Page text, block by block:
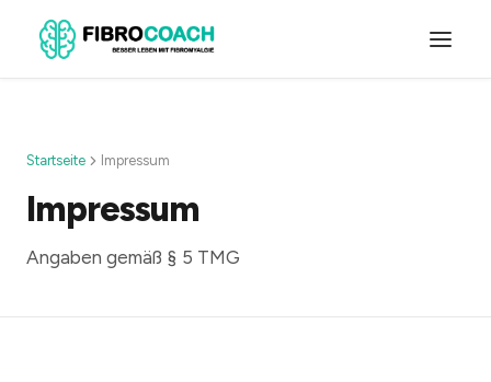
Startseite Impressum
Impressum
Angaben gemäß § 5 TMG